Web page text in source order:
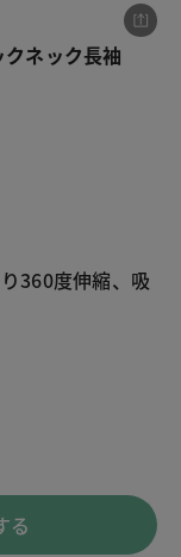
ネック長袖
360度伸縮、吸
る
モックネック長袖